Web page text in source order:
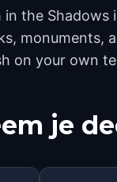
the
on your own
je